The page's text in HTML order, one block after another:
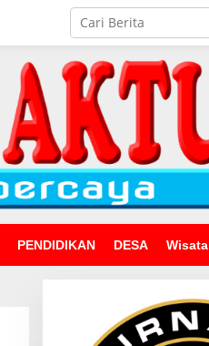
PENDIDIKAN DESA Wisata